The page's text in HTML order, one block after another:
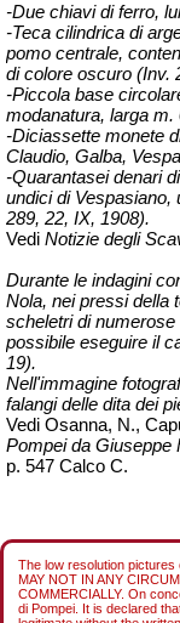
-Due chiavi di ferro,
-Teca cilindrica di
pomo centrale,
di colore oscuro (Inv.
-Piccola base
modanatura, larga m.
-Diciassette monete
Claudio, Galba,
-Quarantasei denari
undici di Vespasiano,
289, 22, IX, 1908).
Vedi Notizie degli
Durante le indagini
Nola, nei pressi della
scheletri di
possibile eseguire il
19).
Nell'immagine
falangi delle dita dei
Vedi Osanna, N.,
Pompei da Giuseppe
p. 547 Calco C.
The low resolution
MAY NOT IN ANY
COMMERCIALLY. On
di Pompei. It is declared